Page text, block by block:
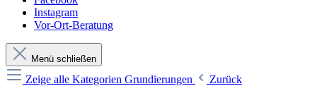
Instagram
Vor-Ort-Beratung
Menü schließen
Zeige alle Kategorien Grundierungen
Zurück